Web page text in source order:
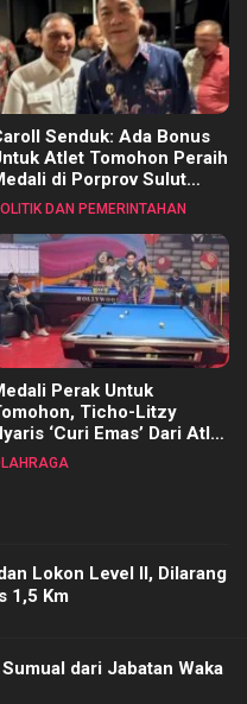
Senduk: Ada Bonus
Atlet Tomohon Peraih
di Porprov Sulut
DAN PEMERINTAHAN
Perak Untuk
Ticho-Litzy
‘Curi Emas’ Dari Atlet
PON di Porprov Sulut
Lokon Level II, Dilarang
1,5 Km
dari Jabatan Waka